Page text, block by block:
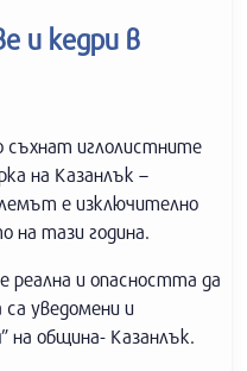
и кедри в
съхнат иглолистните
на Казанлък –
е изключително
на тази година.
реална и опасността да
уведомени и
на община- Казанлък.